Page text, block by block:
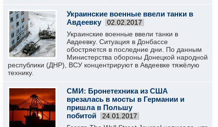
Украинские военные ввели танки в
Авдеевку
02.02.2017
Украинские военные ввели танки в
Авдеевку. Ситуация в Донбассе
обостряется в последние дни. По данным
Министерства обороны Донецкой народной
республики (ДНР), ВСУ концентрируют в Авдеевке тяжёлую
технику.
СМИ: Бронетехника из США
врезалась в мосты в Германии и
пришла в Польшу
побитой
24.01.2017